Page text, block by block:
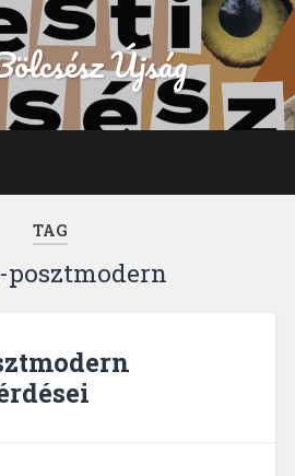
Újság
TAG
posztmodern